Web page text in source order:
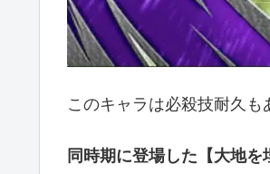
このキャラは必殺技耐久も
同時期に登場した【大地